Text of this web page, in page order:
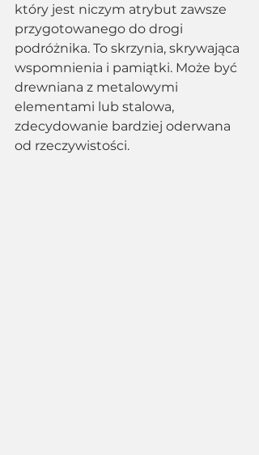
który jest niczym atrybut zawsze
przygotowanego do drogi
podróżnika. To skrzynia, skrywająca
wspomnienia i pamiątki. Może być
drewniana z metalowymi
elementami lub stalowa,
zdecydowanie bardziej oderwana
od rzeczywistości.